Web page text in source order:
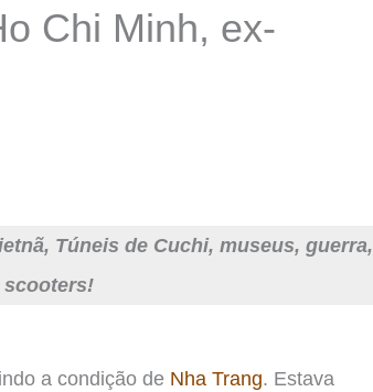
Chi Minh, ex-
Túneis de Cuchi, museus, guerra,
a condição de Nha Trang. Estava